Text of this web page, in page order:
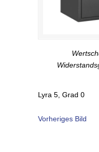
Lyra 5, Grad 0
Vorheriges Bild